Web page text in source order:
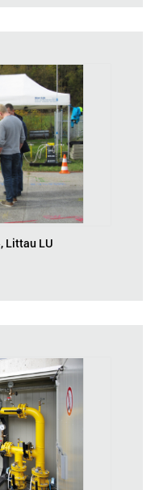
Littau LU